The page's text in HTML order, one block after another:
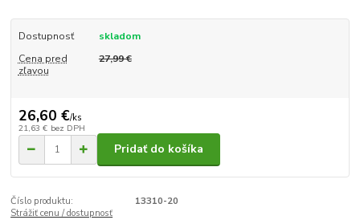
Dostupnosť
skladom
Cena pred
zľavou
27,99 €
26,60 €/ks
21,63 € bez DPH
Pridať do košíka
Číslo produktu:
13310-20
Strážiť cenu / dostupnosť